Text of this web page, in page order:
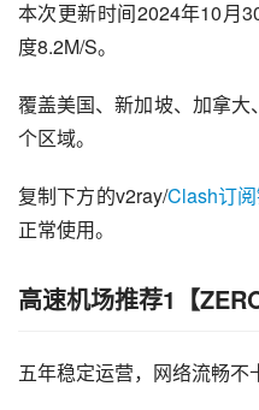
本次更新时间2024年10月
度8.2M/S。
覆盖美国、新加坡、加拿
个区域。
复制下方的v2ray/Clash订
正常使用。
高速机场推荐1【
五年稳定运营，网络流畅不